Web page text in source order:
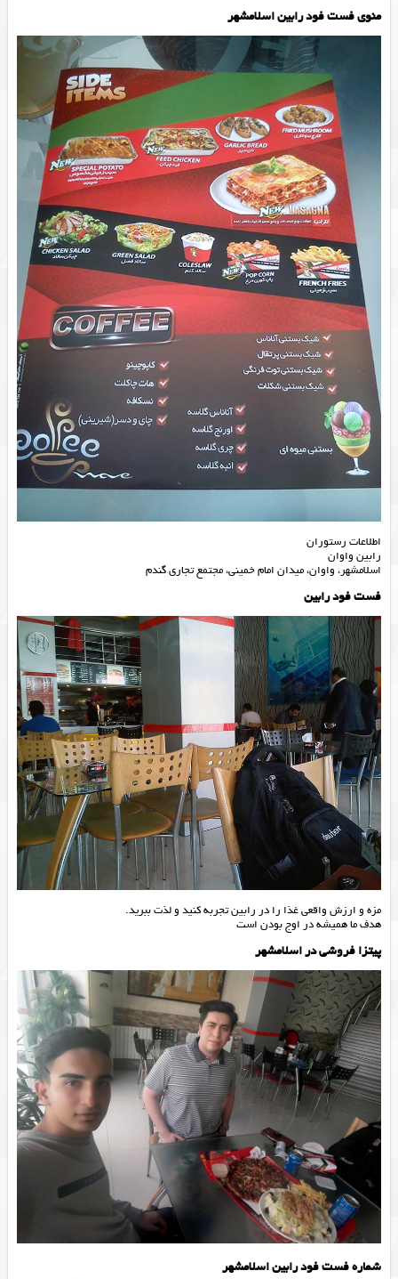
منوی فست فود رابین اسلامشهر
اطلاعات رستوران
رابین واوان
اسلامشهر، واوان، میدان امام خمینی، مجتمع تجاری گندم
فست فود رابین
مزه و ارزش واقعی غذا را در رابین تجربه کنید و لذت ببرید.
هدف ما همیشه در اوج بودن است
پیتزا فروشی در اسلامشهر
شماره فست فود رابین اسلامشهر